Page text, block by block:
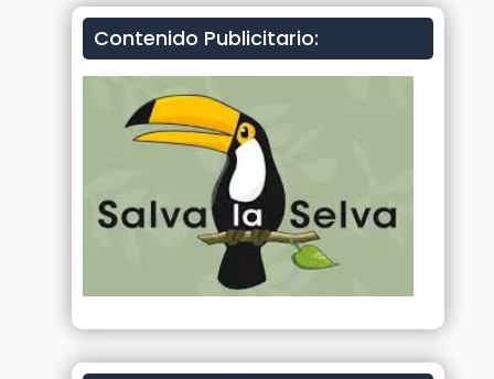
Contenido Publicitario: